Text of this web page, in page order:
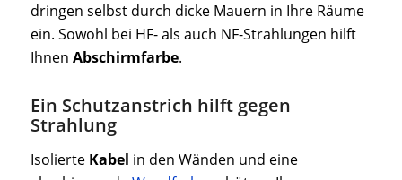
dringen selbst durch dicke Mauern in Ihre Räume
ein. Sowohl bei HF- als auch NF-Strahlungen hilft
Ihnen Abschirmfarbe.
Ein Schutzanstrich hilft gegen
Strahlung
Isolierte Kabel in den Wänden und eine